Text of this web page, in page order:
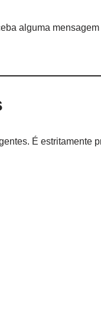
alguma
É estritamente